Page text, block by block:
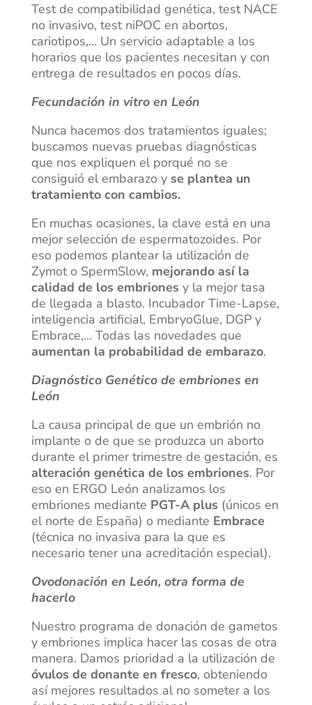
Test de compatibilidad genética, test NACE
no invasivo, test niPOC en abortos,
cariotipos,… Un servicio adaptable a los
horarios que los pacientes necesitan y con
entrega de resultados en pocos días.
Fecundación in vitro en León
Nunca hacemos dos tratamientos iguales;
buscamos nuevas pruebas diagnósticas
que nos expliquen el porqué no se
consiguió el embarazo y se plantea un
tratamiento con cambios.
En muchas ocasiones, la clave está en una
mejor selección de espermatozoides. Por
eso podemos plantear la utilización de
Zymot o SpermSlow, mejorando así la
calidad de los embriones y la mejor tasa
de llegada a blasto. Incubador Time-Lapse,
inteligencia artificial, EmbryoGlue, DGP y
Embrace,… Todas las novedades que
aumentan la probabilidad de embarazo.
Diagnóstico Genético de embriones en
León
La causa principal de que un embrión no
implante o de que se produzca un aborto
durante el primer trimestre de gestación, es
alteración genética de los embriones. Por
eso en ERGO León analizamos los
embriones mediante PGT-A plus (únicos en
el norte de España) o mediante Embrace
(técnica no invasiva para la que es
necesario tener una acreditación especial).
Ovodonación en León, otra forma de
hacerlo
Nuestro programa de donación de gametos
y embriones implica hacer las cosas de otra
manera. Damos prioridad a la utilización de
óvulos de donante en fresco, obteniendo
así mejores resultados al no someter a los